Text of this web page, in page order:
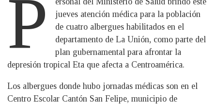
P
jueves atención médica para la población
de cuatro albergues habilitados en el
departamento de La Unión, como parte del
plan gubernamental para afrontar la
depresión tropical Eta que afecta a Centroamérica.
Los albergues donde hubo jornadas médicas son en el
Centro Escolar Cantón San Felipe, municipio de